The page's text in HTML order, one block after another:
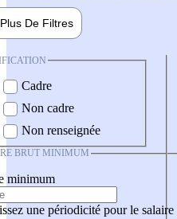
Plus De Filtres
Cadre
Non cadre
Non renseignée
BRUT MINIMUM
minimum
une périodicité pour le salaire